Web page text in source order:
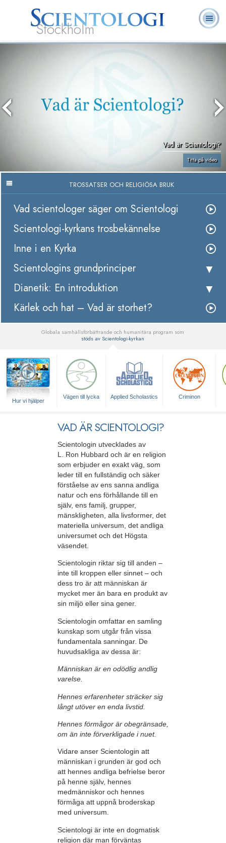
Stockholm
Vad är Scientologi?
Titta på video
TROSSATSER OCH RELIGIÖSA BRUK
Vad scientologer säger om Scientologi
Scientologi-kyrkans trosbekännelse
Inne i en Kyrka
Scientologins grundprinciper
Dianetik: En introduktion
Kärlek och hat – Vad är storhet?
Globala samhällsförbättrande och humanitära program som
stöds av Scientologi-kyrkan
Hur vi hjälper
Vägen till lycka Applied Scholastics Criminon
VAD ÄR SCIENTOLOGI?
Scientologin utvecklades av
L. Ron Hubbard och är en religion
som erbjuder en exakt väg, som
leder till en fullständig och säker
förståelse av ens sanna andliga
natur och ens förhållande till en
själv, ens familj, grupper,
mänskligheten, alla livsformer, det
materiella universum, det andliga
universumet och det Högsta
väsendet.
Scientologin riktar sig till anden –
inte till kroppen eller sinnet – och
dess tro är att människan är
mycket mer än bara en produkt av
sin miljö eller sina gener.
Scientologin omfattar en samling
kunskap som utgår från vissa
fundamentala sanningar. De
huvudsakliga av dessa är:
Människan är en odödlig andlig
varelse.
Hennes erfarenheter sträcker sig
långt utöver en enda livstid.
Hennes förmågor är obegränsade,
om än inte förverkligade i nuet.
Vidare anser Scientologin att
människan i grunden är god och
att hennes andliga befrielse beror
på henne själv, hennes
medmänniskor och hennes
förmåga att uppnå broderskap
med universum.
Scientologi är inte en dogmatisk
religion där man förväntas